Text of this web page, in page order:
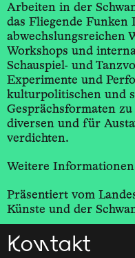
Arbeiten in der
das Fliegende
abwechslungsreichen
Workshops und
Schauspiel- und
Experimente und
kulturpolitischen und
Gesprächsformaten
diversen und für
verdichten.
Weitere
Präsentiert vom
Künste und der
Kontakt